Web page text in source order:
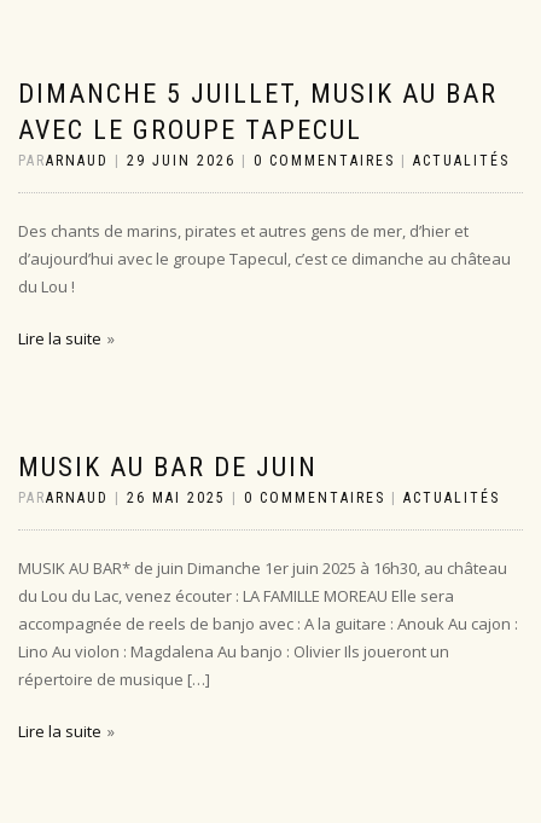
DIMANCHE 5 JUILLET, MUSIK AU BAR
AVEC LE GROUPE TAPECUL
PARARNAUD 29 JUIN 2026 0 COMMENTAIRES ACTUALITÉS
Des chants de marins, pirates et autres gens de mer, d’hier et
d’aujourd’hui avec le groupe Tapecul, c’est ce dimanche au château
du Lou !
Lire la suite
MUSIK AU BAR DE JUIN
PARARNAUD 26 MAI 2025 0 COMMENTAIRES ACTUALITÉS
MUSIK AU BAR* de juin Dimanche 1er juin 2025 à 16h30, au château
du Lou du Lac, venez écouter : LA FAMILLE MOREAU Elle sera
accompagnée de reels de banjo avec : A la guitare : Anouk Au cajon :
Lino Au violon : Magdalena Au banjo : Olivier Ils joueront un
répertoire de musique […]
Lire la suite